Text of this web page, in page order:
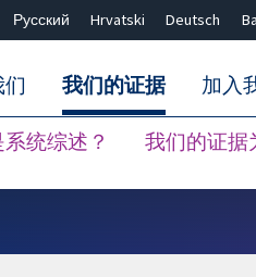
Русский Hrvatski Deutsch
我们的证据
统综述？ 我们的证据
加入